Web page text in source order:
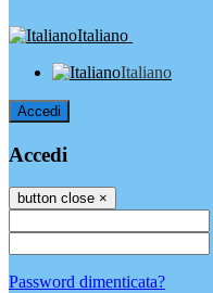
Italiano
Italiano
Accedi
Accedi
button close ×
Password dimenticata?